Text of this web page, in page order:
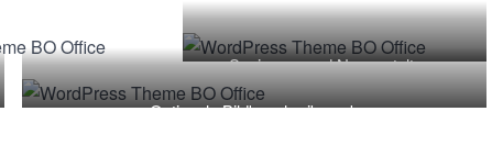
Sanierung und Neugestaltung
Optionale Bildbeschreibung b